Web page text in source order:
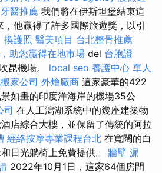
醫推薦 我們將在伊斯坦堡結束這
他贏得了許多國際旅遊獎，以引
換護照 醫美項目 台北整骨推薦
助您贏得在地市場 del 台胞證
昆機場。 local seo 養護中心 單人
家公司 外燴廠商 這家豪華的422
如畫的印度洋海岸的機場35公
司 在人工潟湖系統中的幾座建築物
店綜合大樓，並保留了傳統的阿拉
經絡按摩專業課程台北 在寬闊的白
日光躺椅上免費提供。 牆壁 漏
2022年10月1日，這家64個房間